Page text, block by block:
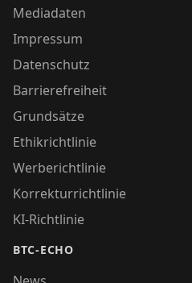
Mediadaten
Impressum
Datenschutz
Barrierefreiheit
Grundsätze
Ethikrichtlinie
Werberichtlinie
Korrekturrichtlinie
KI-Richtlinie
BTC-ECHO